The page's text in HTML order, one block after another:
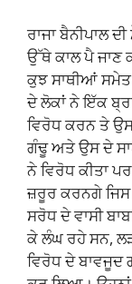
ਰਾਜਾ ਬੈਨੀਪਾਲ
ਉੱਥੇ ਕਾਲ ਪੈ
ਕੁਝ ਸਾਥੀਆਂ ਸਮੇਤ
ਦੇ ਲੋਕਾਂ ਨੇ ਇੱਕ
ਵਿਰੋਧ ਕਰਨ ਤੇ ਉਸ
ਗੰਢੂ ਅਤੇ ਉਸ ਦੇ
ਨੇ ਵਿਰੋਧ ਕੀਤਾ
ਜ਼ਰੂਰ ਕਰਨਗੇ
ਸਰੋਧ ਦੇ ਵਾਸੀ
ਕੇ ਲੰਘ ਰਹੇ ਸਨ,
ਵਿਰੋਧ ਦੇ ਬਾਵਜੂਦ